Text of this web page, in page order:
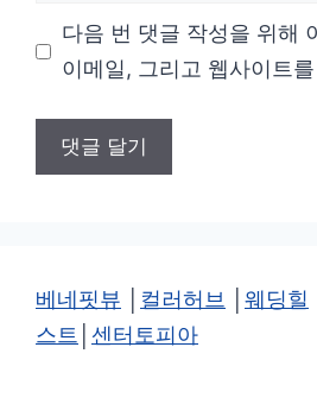
다음 번 댓글 작성을 위해
이메일, 그리고 웹사이트
베네핏뷰 컬러허브 웨딩힐
스트
센터토피아